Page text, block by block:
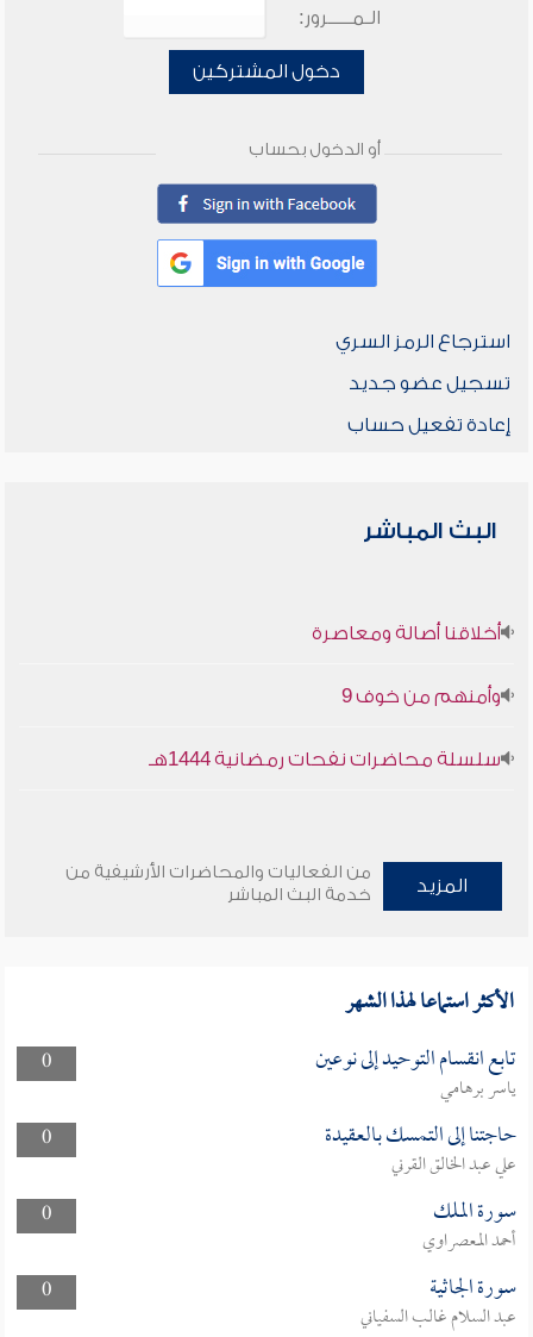
الـمـــــرور:
دخول المشتركين
أو الدخول بحساب
استرجاع الرمز السري
تسجيل عضو جديد
إعادة تفعيل حساب
البث المباشر
أخلاقنا أصالة ومعاصرة
وأمنهم من خوف 9
سلسلة محاضرات نفحات رمضانية 1444هـ
المزيد
من الفعاليات والمحاضرات الأرشيفية من
خدمة البث المباشر
الأكثر استماعا لهذا الشهر
0 تابع انقسام التوحيد إلى نوعين
ياسر برهامي
0
حاجتنا إلى التمسك بالعقيدة
علي عبد الخالق القرني
0
سورة الملك
أحمد المعصراوي
0
سورة الجاثية
عبد السلام غالب السفياني